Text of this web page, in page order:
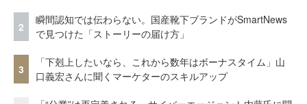
2
瞬間認知では伝わらない。国産靴下ブランドがSmartNews
で見つけた「ストーリーの届け方」
3
「下剋上したいなら、これから数年はボーナスタイム」山
口義宏さんに聞くマーケターのスキルアップ